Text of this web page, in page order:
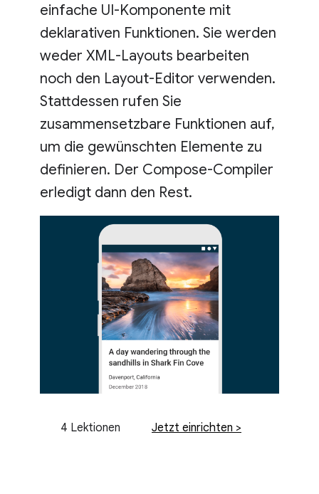
einfache UI-Komponente mit
deklarativen Funktionen. Sie werden
weder XML-Layouts bearbeiten
noch den Layout-Editor verwenden.
Stattdessen rufen Sie
zusammensetzbare Funktionen auf,
um die gewünschten Elemente zu
definieren. Der Compose-Compiler
erledigt dann den Rest.
4 Lektionen Jetzt einrichten >